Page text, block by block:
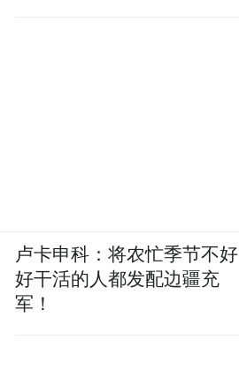
卢卡申科：将农忙季节不好
好干活的人都发配边疆充
军！